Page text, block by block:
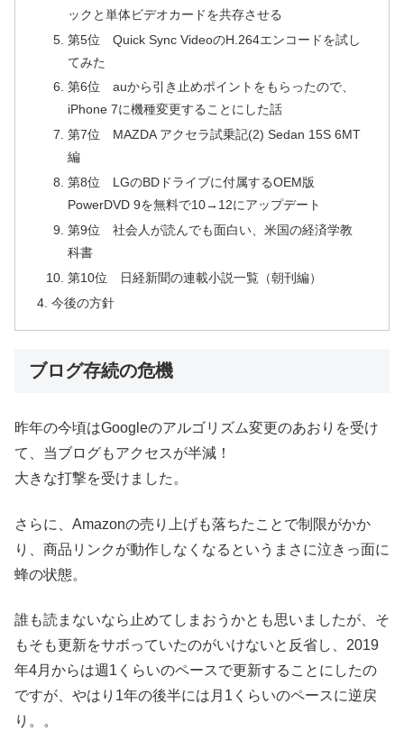
ックと単体ビデオカードを共存させる
第5位 Quick Sync VideoのH.264エンコードを試し
てみた
第6位 auから引き止めポイントをもらったので、
iPhone 7に機種変更することにした話
第7位 MAZDA アクセラ試乗記(2) Sedan 15S 6MT
編
第8位 LGのBDドライブに付属するOEM版
PowerDVD 9を無料で10→12にアップデート
第9位 社会人が読んでも面白い、米国の経済学教
科書
第10位 日経新聞の連載小説一覧（朝刊編）
今後の方針
ブログ存続の危機
昨年の今頃はGoogleのアルゴリズム変更のあおりを受け
て、当ブログもアクセスが半減！
大きな打撃を受けました。
さらに、Amazonの売り上げも落ちたことで制限がかか
り、商品リンクが動作しなくなるというまさに泣きっ面に
蜂の状態。
誰も読まないなら止めてしまおうかとも思いましたが、そ
もそも更新をサボっていたのがいけないと反省し、2019
年4月からは週1くらいのペースで更新することにしたの
ですが、やはり1年の後半には月1くらいのペースに逆戻
り。。